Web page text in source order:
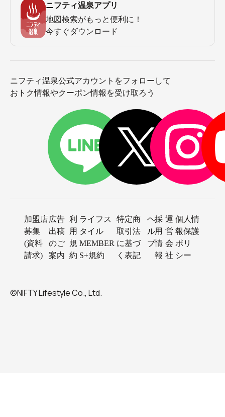
ニフティ温泉アプリ
地図検索がもっと便利に！
今すぐダウンロード
ニフティ温泉公式アカウントをフォローして
おトク情報やクーポン情報を受け取ろう
加盟店
募集
(資料
請求)
広告
出稿
のご
案内
利
用
規
約
ライフス
タイル
MEMBER
S+規約
特定商
取引法
に基づ
く表記
ヘ
ル
プ
採
用
情
報
運
営
会
社
個人情
報保護
ポリ
シー
©NIFTY Lifestyle Co., Ltd.